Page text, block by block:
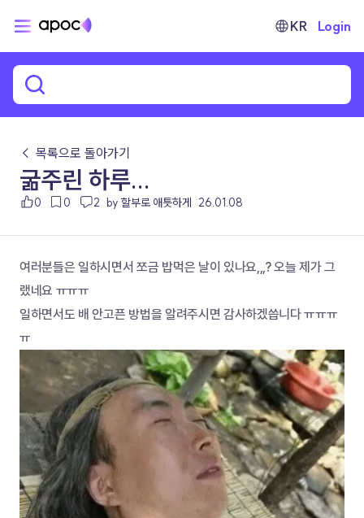
KR Login
← 목록으로 돌아가기
굶주린 하루...
0 0 2 by 할부로 애틋하게 26.01.08
여러분들은 일하시면서 쪼금 밥먹은 날이 있나요,,,? 오늘 제가 그
랬네요 ㅠㅠㅠ
일하면서도 배 안고픈 방법을 알려주시면 감사하겠씁니다 ㅠㅠㅠ